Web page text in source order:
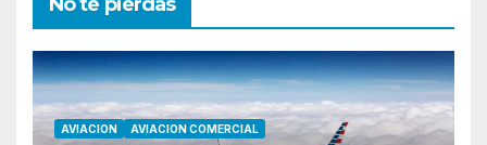
AVIACION AVIACION COMERCIAL